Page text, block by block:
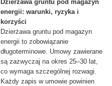
Dzierżawa gruntu pod magazyn
energii: warunki, ryzyka i
korzyści
Dzierżawa gruntu pod magazyn
energii to zobowiązanie
długoterminowe. Umowy zawierane
są zazwyczaj na okres 25–30 lat,
co wymaga szczególnej rozwagi.
Każdy zapis w umowie powinien